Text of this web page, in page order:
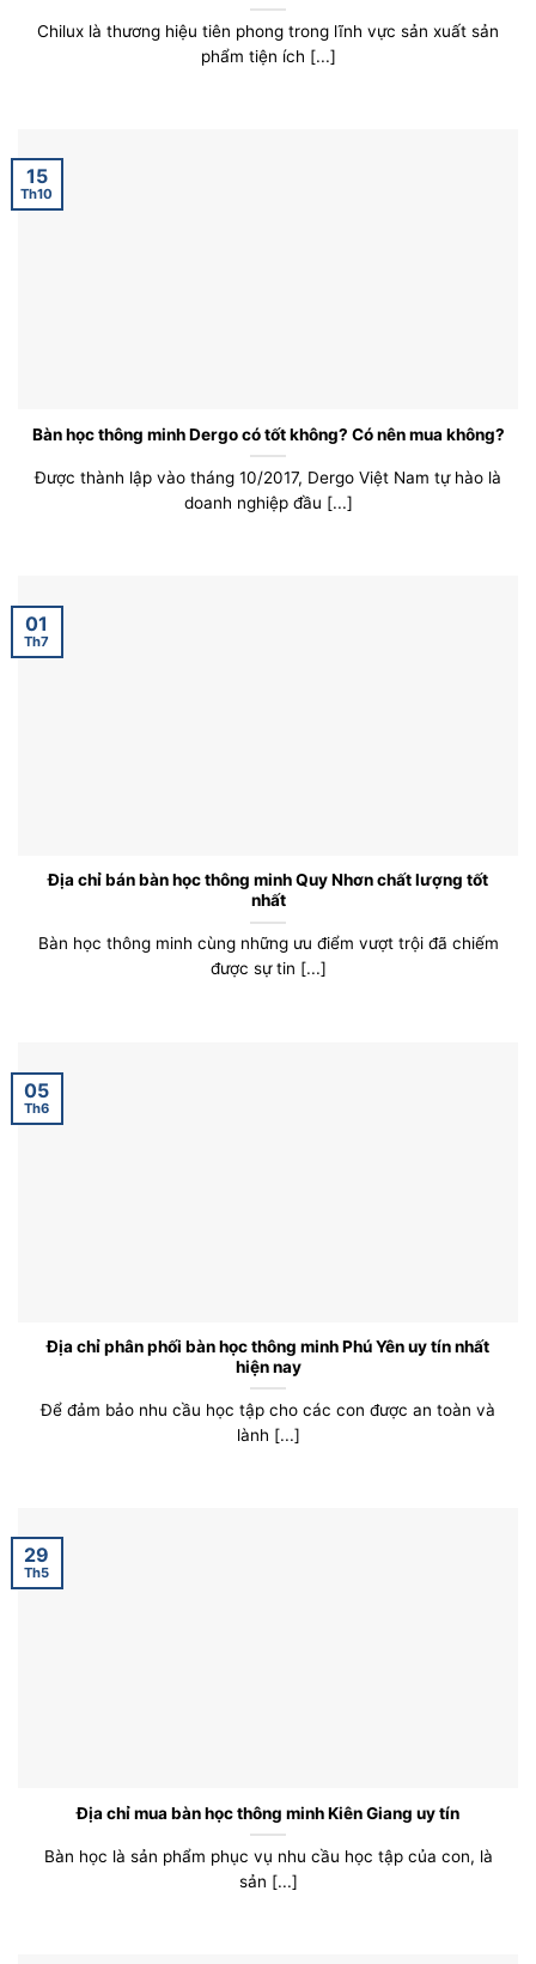
Chilux là thương hiệu tiên phong trong lĩnh vực sản xuất sản
phẩm tiện ích [...]
Bàn học thông minh Dergo có tốt không? Có nên mua không?
Được thành lập vào tháng 10/2017, Dergo Việt Nam tự hào là
doanh nghiệp đầu [...]
15
Th10
Địa chỉ bán bàn học thông minh Quy Nhơn chất lượng tốt
nhất
Bàn học thông minh cùng những ưu điểm vượt trội đã chiếm
được sự tin [...]
01
Th7
Địa chỉ phân phối bàn học thông minh Phú Yên uy tín nhất
hiện nay
Để đảm bảo nhu cầu học tập cho các con được an toàn và
lành [...]
05
Th6
Địa chỉ mua bàn học thông minh Kiên Giang uy tín
Bàn học là sản phẩm phục vụ nhu cầu học tập của con, là
sản [...]
29
Th5